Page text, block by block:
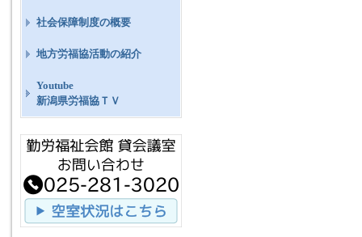
社会保障制度の概要
地方労福協活動の紹介
Youtube
新潟県労福協ＴＶ